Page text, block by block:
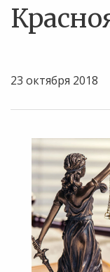
23 октября 2018